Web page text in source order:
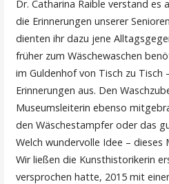
Dr. Catharina Raible verstand es
die Erinnerungen unserer
dienten ihr dazu jene
früher zum Wäschewaschen
im Guldenhof von Tisch zu Tisch
Erinnerungen aus. Den
Museumsleiterin ebenso
den Wäschestampfer oder das
Welch wundervolle Idee – dieses
Wir ließen die Kunsthistorikerin
versprochen hatte, 2015 mit